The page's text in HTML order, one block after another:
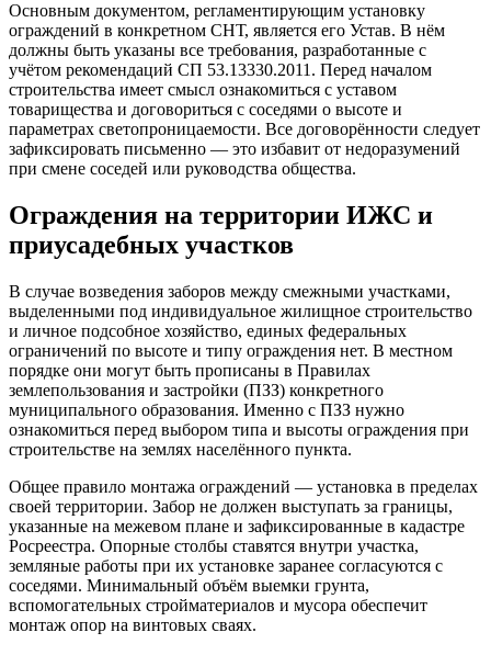
Основным документом, регламентирующим установку
ограждений в конкретном СНТ, является его Устав. В нём
должны быть указаны все требования, разработанные с
учётом рекомендаций СП 53.13330.2011. Перед началом
строительства имеет смысл ознакомиться с уставом
товарищества и договориться с соседями о высоте и
параметрах светопроницаемости. Все договорённости следует
зафиксировать письменно — это избавит от недоразумений
при смене соседей или руководства общества.
Ограждения на территории ИЖС и
приусадебных участков
В случае возведения заборов между смежными участками,
выделенными под индивидуальное жилищное строительство
и личное подсобное хозяйство, единых федеральных
ограничений по высоте и типу ограждения нет. В местном
порядке они могут быть прописаны в Правилах
землепользования и застройки (ПЗЗ) конкретного
муниципального образования. Именно с ПЗЗ нужно
ознакомиться перед выбором типа и высоты ограждения при
строительстве на землях населённого пункта.
Общее правило монтажа ограждений — установка в пределах
своей территории. Забор не должен выступать за границы,
указанные на межевом плане и зафиксированные в кадастре
Росреестра. Опорные столбы ставятся внутри участка,
земляные работы при их установке заранее согласуются с
соседями. Минимальный объём выемки грунта,
вспомогательных стройматериалов и мусора обеспечит
монтаж опор на винтовых сваях.